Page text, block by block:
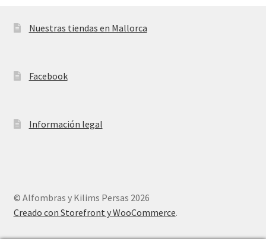
Nuestras tiendas en Mallorca
Facebook
Información legal
© Alfombras y Kilims Persas 2026
Creado con Storefront y WooCommerce.